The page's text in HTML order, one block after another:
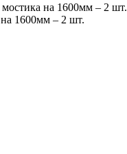
на 1600мм – 2 шт.
1600мм – 2 шт.